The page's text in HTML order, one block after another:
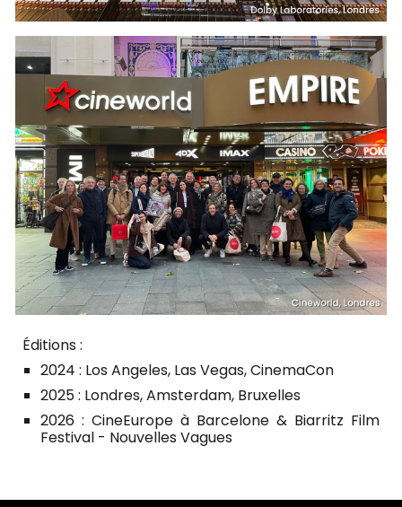
Éditions :
2024 : Los Angeles, Las Vegas, CinemaCon
2025 : Londres, Amsterdam, Bruxelles
2026 : CineEurope à Barcelone & Biarritz Film
Festival - Nouvelles Vagues